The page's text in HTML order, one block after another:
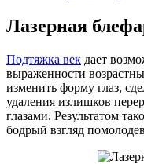
Лазерная
Подтяжка век дает
выраженности
изменить форму глаз,
удаления излишков
глазами. Результатом
бодрый взгляд